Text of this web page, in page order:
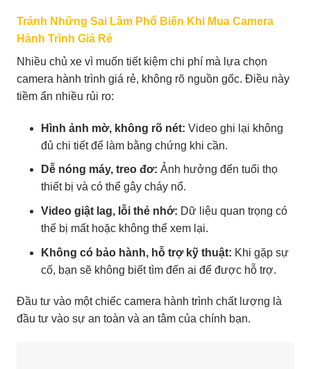
Tránh Những Sai Lầm Phổ Biến Khi Mua Camera
Hành Trình Giá Rẻ
Nhiều chủ xe vì muốn tiết kiệm chi phí mà lựa chọn
camera hành trình giá rẻ, không rõ nguồn gốc. Điều này
tiềm ẩn nhiều rủi ro:
Hình ảnh mờ, không rõ nét: Video ghi lại không
đủ chi tiết để làm bằng chứng khi cần.
Dễ nóng máy, treo đơ: Ảnh hưởng đến tuổi thọ
thiết bị và có thể gây cháy nổ.
Video giật lag, lỗi thẻ nhớ: Dữ liệu quan trọng có
thể bị mất hoặc không thể xem lại.
Không có bảo hành, hỗ trợ kỹ thuật: Khi gặp sự
cố, bạn sẽ không biết tìm đến ai để được hỗ trợ.
Đầu tư vào một chiếc camera hành trình chất lượng là
đầu tư vào sự an toàn và an tâm của chính bạn.